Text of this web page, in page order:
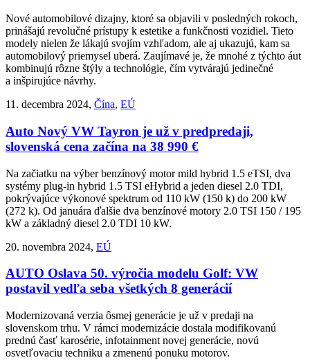
Nové automobilové dizajny, ktoré sa objavili v posledných rokoch,
prinášajú revolučné prístupy k estetike a funkčnosti vozidiel. Tieto
modely nielen že lákajú svojím vzhľadom, ale aj ukazujú, kam sa
automobilový priemysel uberá. Zaujímavé je, že mnohé z týchto áut
kombinujú rôzne štýly a technológie, čím vytvárajú jedinečné
a inšpirujúce návrhy.
11. decembra 2024, Čína, EÚ
Auto Nový VW Tayron je už v predpredaji,
slovenská cena začína na 38 990 €
Na začiatku na výber benzínový motor mild hybrid 1.5 eTSI, dva
systémy plug-in hybrid 1.5 TSI eHybrid a jeden diesel 2.0 TDI,
pokrývajúce výkonové spektrum od 110 kW (150 k) do 200 kW
(272 k). Od januára ďalšie dva benzínové motory 2.0 TSI 150 / 195
kW a základný diesel 2.0 TDI 10 kW.
20. novembra 2024, EÚ
AUTO Oslava 50. výročia modelu Golf: VW
postavil vedľa seba všetkých 8 generácií
Modernizovaná verzia ôsmej generácie je už v predaji na
slovenskom trhu. V rámci modernizácie dostala modifikovanú
prednú časť karosérie, infotainment novej generácie, novú
osvetľovaciu techniku a zmenenú ponuku motorov.